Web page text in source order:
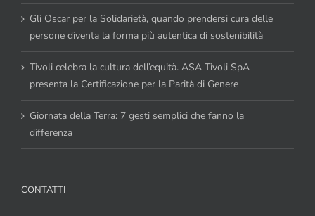
Gli Oscar per la Solidarietà, quando prendersi cura delle
persone diventa la forma più autentica di sostenibilità
Tivoli celebra la cultura dell’equità. ASA Tivoli SpA
presenta la Certificazione per la Parità di Genere
Giornata della Terra: 7 gesti semplici che fanno la
differenza
CONTATTI